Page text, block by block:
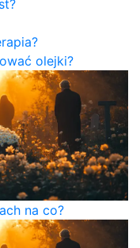
olejki?
na co?